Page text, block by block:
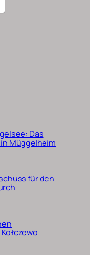
Das
Müggelheim
für den